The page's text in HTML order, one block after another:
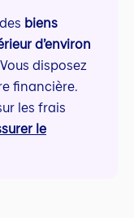
biens
d’environ
disposez
financière.
les frais
le